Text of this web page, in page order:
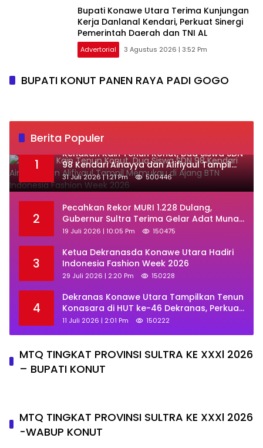
Bupati Konawe Utara Terima Kunjungan
Kerja Danlanal Kendari, Perkuat Sinergi
Pemerintah Daerah dan TNI AL
Advertorial 3 Agustus 2026 | 3:52 Pm
BUPATI KONUT PANEN RAYA PADI GOGO
Berita Populer
1
‎Kenakan Kain Tenun Konut, Dua Siswa SDN
98 Kendari Ainayya dan Alifiyaul Tampil
Memukau di Ajang BTN Indonesia Fashion
Week 2026
31 Juli 2026 | 1:21 Pm 500446
2
Pecahkan Rekor MURI 1.228 Dulang,
Gubernur Sultra Terima Gelar Adat Muna
dan Ajak KKMM Bersinergi
19 Juli 2026 | 10:05 Pm 150475
3
Ketua Dekranasda Konawe Utara Hadiri
Indonesia Fashion Week 2026
29 Juli 2026 | 2:20 Pm 150228
4
Dekranas Konawe Utara Tampilkan Tenun
Konasara di HUT ke-46 Dekranas, Perkuat
Promosi UMKM Daerah
11 Juli 2026 | 2:01 Pm 150222
MTQ TINGKAT PROVINSI SULTRA KE XXXl 2026
– BUPATI KONUT
MTQ TINGKAT PROVINSI SULTRA KE XXXl 2026
-WABUP KONUT